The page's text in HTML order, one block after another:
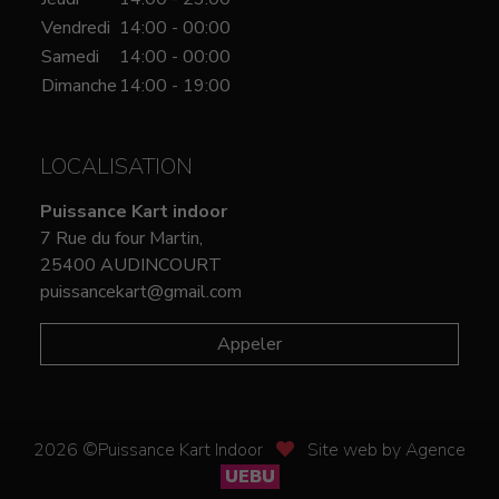
Vendredi 14:00 - 00:00
Samedi
14:00 - 00:00
Dimanche 14:00 - 19:00
LOCALISATION
Puissance Kart indoor
7 Rue du four Martin,
25400 AUDINCOURT
puissancekart@gmail.com
Appeler
2026 ©Puissance Kart Indoor
Site web by Agence
UEBU